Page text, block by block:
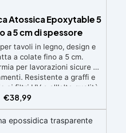
Atossica Epoxytable 5
a 5 cm di spessore
tavoli in legno, design e
a colate fino a 5 cm.
per lavorazioni sicure e
Resistente a graffi e
ai filtri UV e all'alta qualità
viscosità per eliminare bolle
lisce. Sicura, atossica,
certificata per il contatto
con la pelle.
€38,99